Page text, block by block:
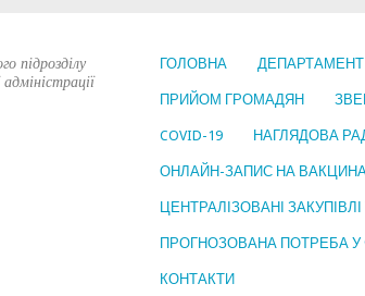
ГОЛОВНА ДЕПАРТАМЕНТ
ПРИЙОМ ГРОМАДЯН
COVID-19 НАГЛЯДОВА
ОНЛАЙН-ЗАПИС НА
ЦЕНТРАЛІЗОВАНІ
ПРОГНОЗОВАНА ПОТРЕБА
КОНТАКТИ
підрозділу